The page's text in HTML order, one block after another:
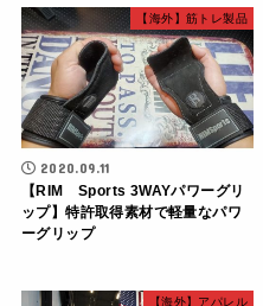
【海外】筋トレ製品
2020.09.11
【RIM Sports 3WAYパワーグリ
ップ】特許取得素材で軽量なパワ
ーグリップ
【海外】アパレル